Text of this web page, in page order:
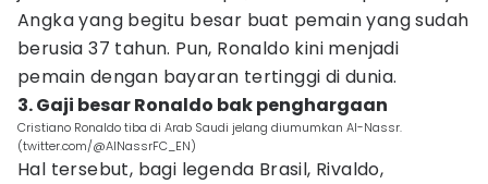
Angka yang begitu besar buat pemain yang sudah
berusia 37 tahun. Pun, Ronaldo kini menjadi
pemain dengan bayaran tertinggi di dunia.
3. Gaji besar Ronaldo bak penghargaan
Cristiano Ronaldo tiba di Arab Saudi jelang diumumkan Al-Nassr.
(twitter.com/@AlNassrFC_EN)
Hal tersebut, bagi legenda Brasil, Rivaldo,